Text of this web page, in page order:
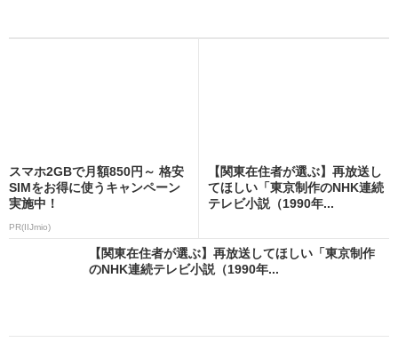
スマホ2GBで月額850円～ 格安
SIMをお得に使うキャンペーン
実施中！
PR(IIJmio)
【関東在住者が選ぶ】再放送し
てほしい「東京制作のNHK連続
テレビ小説（1990年...
【関東在住者が選ぶ】再放送してほしい「東京制作
のNHK連続テレビ小説（1990年...